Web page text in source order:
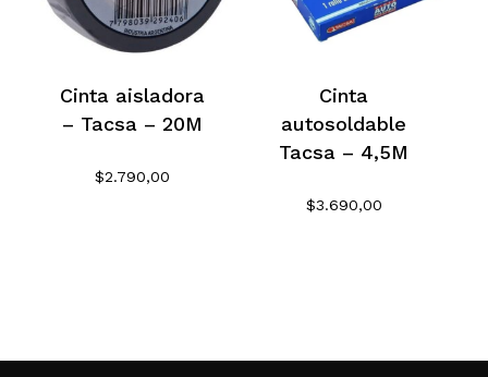
Cinta aisladora
– Tacsa – 20M
$2.790,00
Cinta
autosoldable
Tacsa – 4,5M
$3.690,00